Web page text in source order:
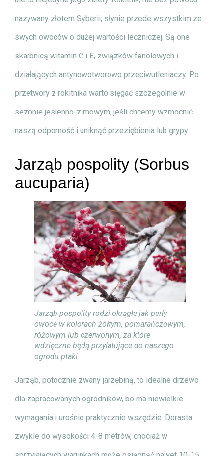
nazywany złotem Syberii, słynie przede wszystkim ze
swych owoców o dużej wartości leczniczej. Są one
skarbnicą witamin C i E, związków fenolowych i
działających antynowotworowo przeciwutleniaczy. Po
przetwory z rokitnika warto sięgać szczególnie w
sezonie jesienno-zimowym, jeśli chcemy wzmocnić
naszą odporność i uniknąć przeziębienia lub grypy.
Jarząb pospolity (Sorbus
aucuparia)
Jarząb pospolity rodzi okrągłe jak perły
owoce w kolorach żółtym, pomarańczowym,
różowym lub czerwonym, za które
wdzięczne będą przylatujące do naszego
ogrodu ptaki.
Jarząb, potocznie zwany jarzębiną, to idealne drzewo
dla zapracowanych ogrodników, bo ma niewielkie
wymagania i urośnie praktycznie wszędzie. Dorasta
zwykle do wysokości 4-8 metrów, chociaż w